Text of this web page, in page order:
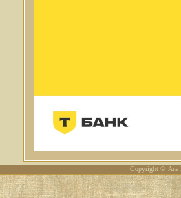
Copyright © Ага